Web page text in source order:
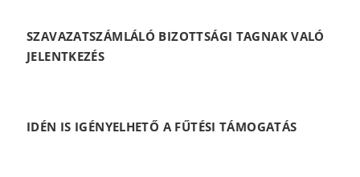
SZAVAZATSZÁMLÁLÓ BIZOTTSÁGI TAGNAK VALÓ
JELENTKEZÉS
IDÉN IS IGÉNYELHETŐ A FŰTÉSI TÁMOGATÁS